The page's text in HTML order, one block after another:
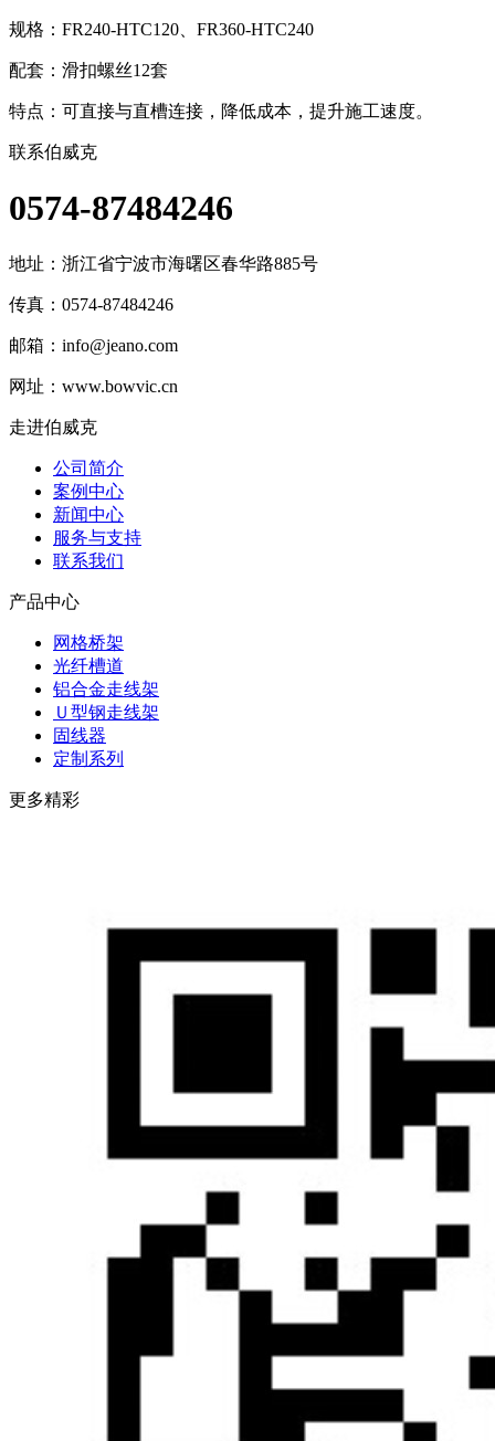
规格：FR240-HTC120、 FR360-HTC240
配套：滑扣螺丝12套
特点：可直接与直槽连接，降低成本，提升施工速度。
联系伯威克
0574-87484246
地址： 浙江省宁波市海曙区春华路885号
传真：0574-87484246
邮箱： info@jeano.com
网址：www.bowvic.cn
走进伯威克
公司简介
案例中心
新闻中心
服务与支持
联系我们
产品中心
网格桥架
光纤槽道
铝合金走线架
Ｕ型钢走线架
固线器
定制系列
更多精彩